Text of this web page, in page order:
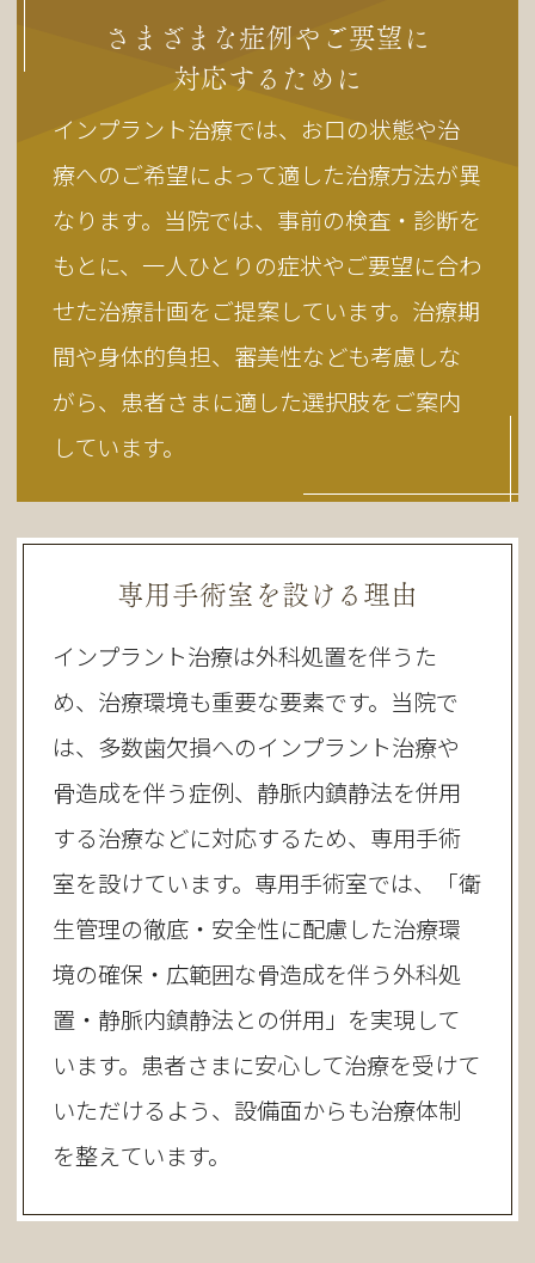
さまざまな症例やご要望に
対応するために
インプラント治療では、お口の状態や治
療へのご希望によって適した治療方法が異
なります。当院では、事前の検査・診断を
もとに、一人ひとりの症状やご要望に合わ
せた治療計画をご提案しています。治療期
間や身体的負担、審美性なども考慮しな
がら、患者さまに適した選択肢をご案内
しています。
専用手術室を設ける理由
インプラント治療は外科処置を伴うた
め、治療環境も重要な要素です。当院で
は、多数歯欠損へのインプラント治療や
骨造成を伴う症例、静脈内鎮静法を併用
する治療などに対応するため、専用手術
室を設けています。専用手術室では、「衛
生管理の徹底・安全性に配慮した治療環
境の確保・広範囲な骨造成を伴う外科処
置・静脈内鎮静法との併用」を実現して
います。患者さまに安心して治療を受けて
いただけるよう、設備面からも治療体制
を整えています。